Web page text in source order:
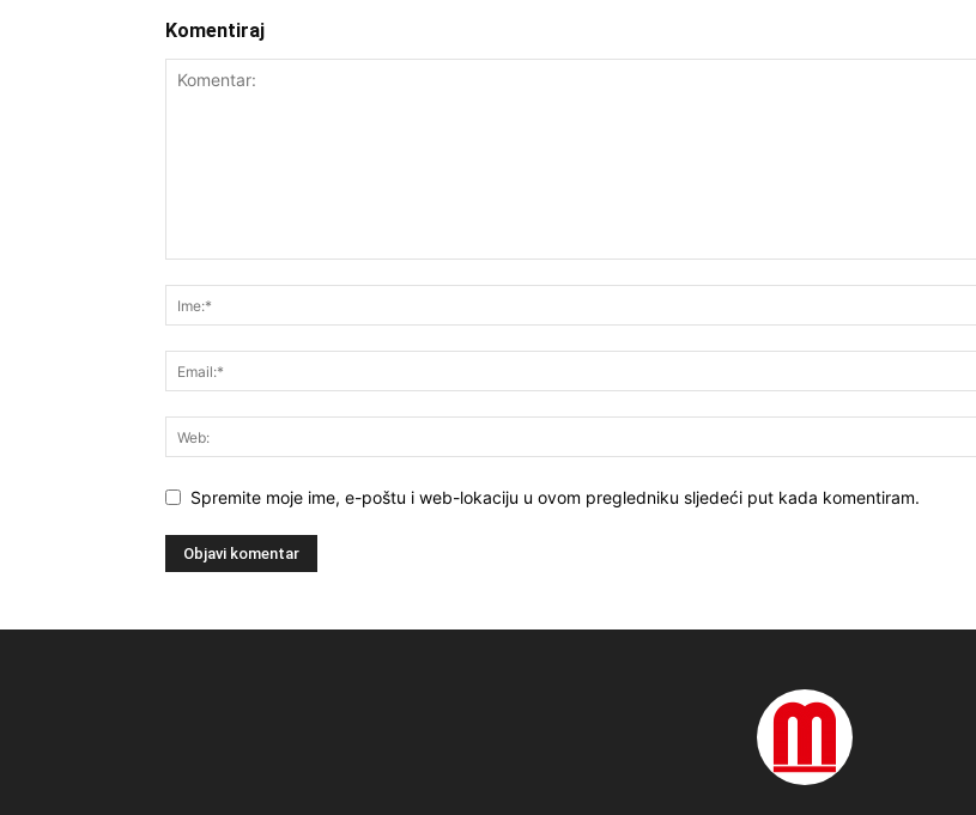
Komentiraj
Spremite moje ime, e-poštu i web-lokaciju u ovom pregledniku sljedeći put kada komentiram.